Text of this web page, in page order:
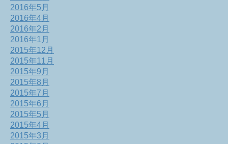
2016年5月
2016年4月
2016年2月
2016年1月
2015年12月
2015年11月
2015年9月
2015年8月
2015年7月
2015年6月
2015年5月
2015年4月
2015年3月